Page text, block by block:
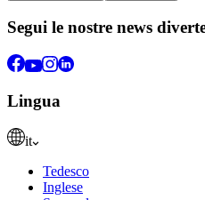
Segui le nostre news
Lingua
it
Tedesco
Inglese